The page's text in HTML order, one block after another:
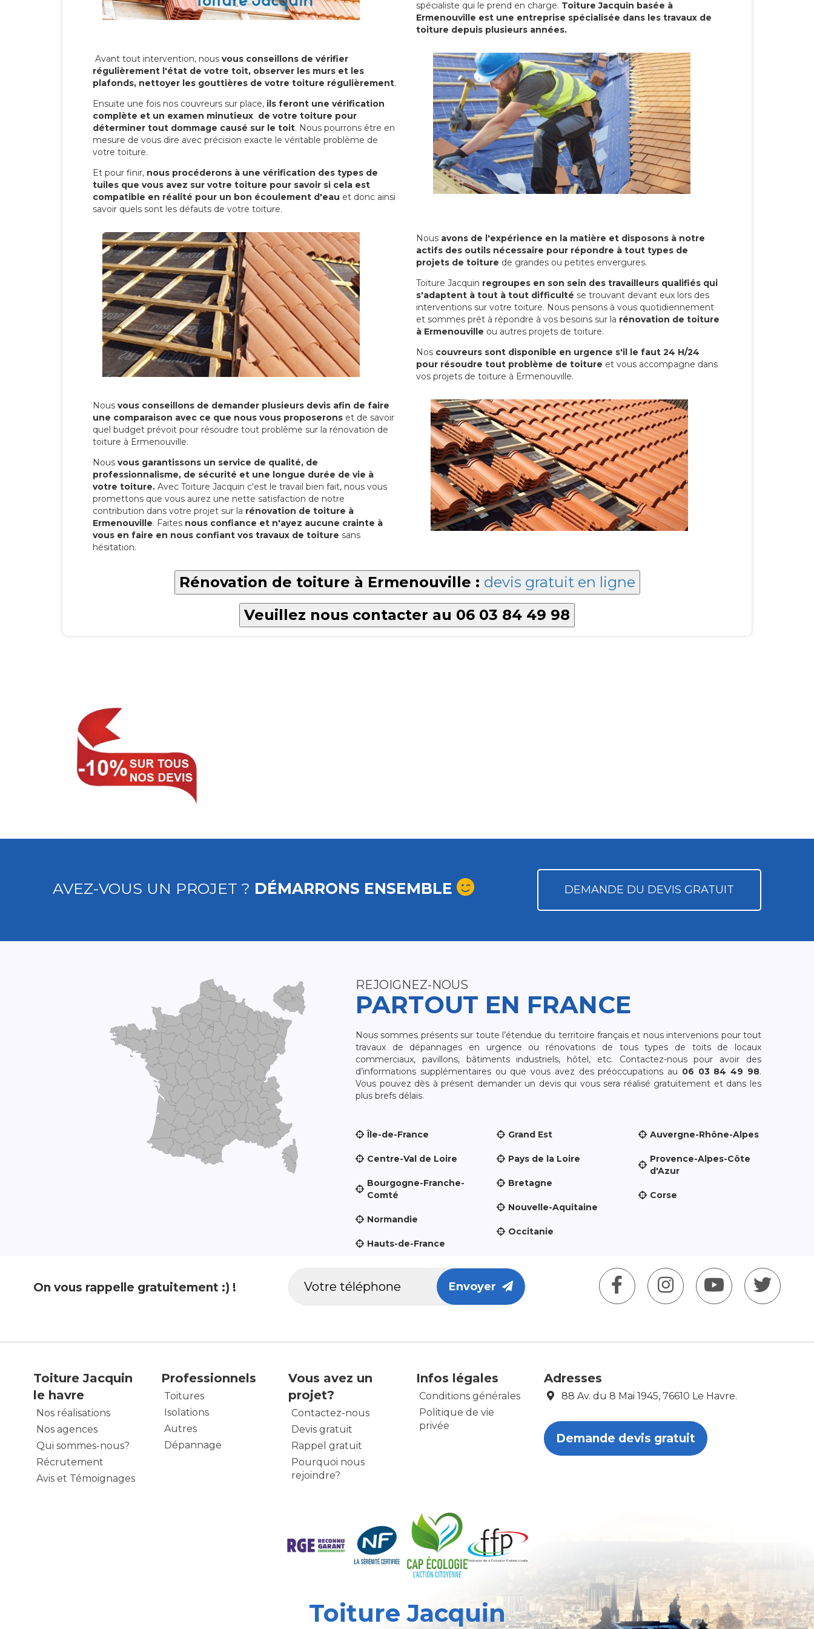
spécialiste qui le prend en charge. Toiture Jacquin basée à
Ermenouville est une entreprise spécialisée dans les travaux de
toiture depuis plusieurs années.
Avant tout intervention, nous vous conseillons de vérifier
régulièrement l'état de votre toit, observer les murs et les
plafonds, nettoyer les gouttières de votre toiture régulièrement.
Ensuite une fois nos couvreurs sur place, ils feront une vérification
complète et un examen minutieux de votre toiture pour
déterminer tout dommage causé sur le toit. Nous pourrons être en
mesure de vous dire avec précision exacte le véritable problème de
votre toiture.
Et pour finir, nous procéderons à une vérification des types de
tuiles que vous avez sur votre toiture pour savoir si cela est
compatible en réalité pour un bon écoulement d'eau et donc ainsi
savoir quels sont les défauts de votre toiture.
Nous avons de l'expérience en la matière et disposons à notre
actifs des outils nécessaire pour répondre à tout types de
projets de toiture de grandes ou petites envergures.
Toiture Jacquin regroupes en son sein des travailleurs qualifiés qui
s'adaptent à tout à tout difficulté se trouvant devant eux lors des
interventions sur votre toiture. Nous pensons à vous quotidiennement
et sommes prêt à répondre à vos besoins sur la rénovation de toiture
à Ermenouville ou autres projets de toiture.
Nos couvreurs sont disponible en urgence s'il le faut 24 H/24
pour résoudre tout problème de toiture et vous accompagne dans
vos projets de toiture à Ermenouville.
Nous vous conseillons de demander plusieurs devis afin de faire
une comparaison avec ce que nous vous proposerons et de savoir
quel budget prévoit pour résoudre tout problème sur la rénovation de
toiture à Ermenouville.
Nous vous garantissons un service de qualité, de
professionnalisme, de sécurité et une longue durée de vie à
votre toiture. Avec Toiture Jacquin c'est le travail bien fait, nous vous
promettons que vous aurez une nette satisfaction de notre
contribution dans votre projet sur la rénovation de toiture à
Ermenouville. Faites nous confiance et n'ayez aucune crainte à
vous en faire en nous confiant vos travaux de toiture sans
hésitation.
Rénovation de toiture à Ermenouville : devis gratuit en ligne
Veuillez nous contacter au 06 03 84 49 98
AVEZ-VOUS UN PROJET ? DÉMARRONS ENSEMBLE DEMANDE DU DEVIS GRATUIT
REJOIGNEZ-NOUS
PARTOUT EN FRANCE
Nous sommes présents sur toute l’étendue du territoire français et nous intervenions pour tout
travaux de dépannages en urgence ou rénovations de tous types de toits de locaux
commerciaux, pavillons, bâtiments industriels, hôtel, etc. Contactez-nous pour avoir des
d’informations supplémentaires ou que vous avez des préoccupations au 06 03 84 49 98.
Vous pouvez dès à présent demander un devis qui vous sera réalisé gratuitement et dans les
plus brefs délais.
Île-de-France
Centre-Val de Loire
Bourgogne-Franche-
Comté
Normandie
Hauts-de-France
Grand Est
Pays de la Loire
Bretagne
Nouvelle-Aquitaine
Occitanie
Auvergne-Rhône-Alpes
Provence-Alpes-Côte
d'Azur
Corse
On vous rappelle gratuitement :) ! Envoyer
Toiture Jacquin
le havre
Nos réalisations
Nos agences
Qui sommes-nous?
Récrutement
Avis et Témoignages
Professionnels
Toitures
Isolations
Autres
Dépannage
Vous avez un
projet?
Contactez-nous
Devis gratuit
Rappel gratuit
Pourquoi nous
rejoindre?
Infos légales
Conditions générales
Politique de vie
privée
Adresses
88 Av. du 8 Mai 1945, 76610 Le Havre.
Demande devis gratuit
Toiture Jacquin